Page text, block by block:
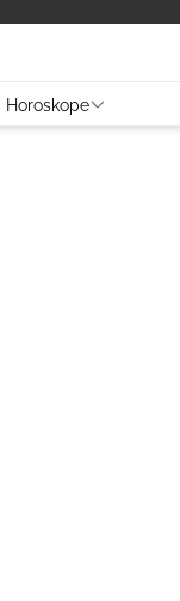
Horoskope